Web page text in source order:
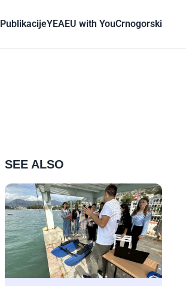
PublikacijeYEAEU with YouCrnogorski
SEE ALSO